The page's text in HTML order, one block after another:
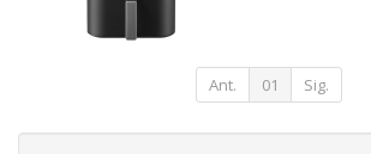
Ant. 01 Sig.